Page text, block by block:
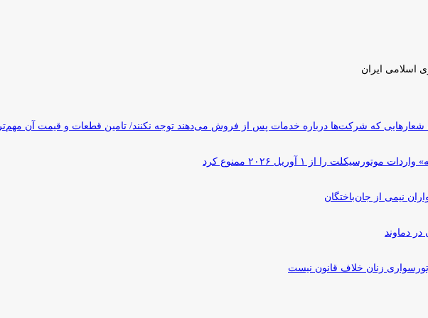
اسلامی ایران
که شرکت‌ها درباره خدمات پس از فروش می‌دهند توجه نکنند/ تامین قطعات و قیمت آن
را از ۱ آوریل ۲۰۲۶ ممنوع کرد
نیمی از جان‌باختگان
در دماوند
زنان خلاف قانون نیست